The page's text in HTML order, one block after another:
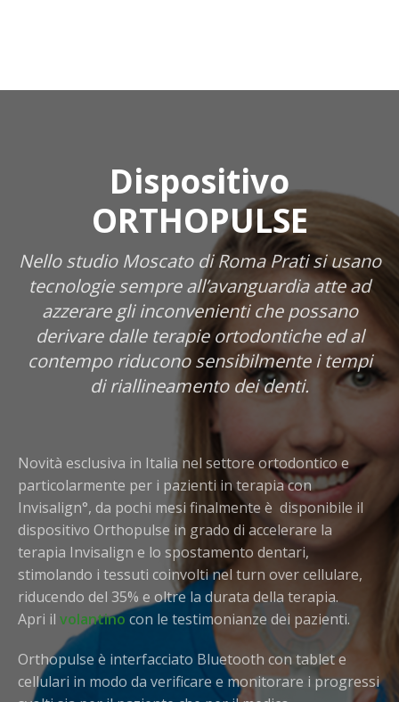
Dispositivo
ORTHOPULSE
Nello studio Moscato di Roma Prati si usano
tecnologie sempre all’avanguardia atte ad
azzerare gli inconvenienti che possano
derivare dalle terapie ortodontiche ed al
contempo riducono sensibilmente i tempi
di riallineamento dei denti.
Novità esclusiva in Italia nel settore ortodontico e
particolarmente per i pazienti in terapia con
Invisalign°, da pochi mesi finalmente è disponibile il
dispositivo Orthopulse in grado di accelerare la
terapia Invisalign e lo spostamento dentari,
stimolando i tessuti coinvolti nel turn over cellulare,
riducendo del 35% e oltre la durata della terapia.
Apri il volantinocon le testimonianze dei pazienti.
Orthopulse è interfacciato Bluetooth con tablet e
cellulari in modo da verificare e monitorare i progressi